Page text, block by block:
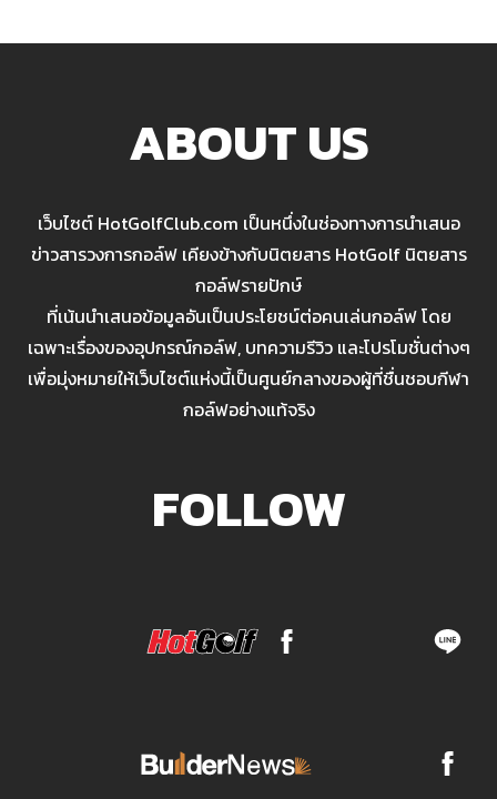
ABOUT US
เว็บไซต์ HotGolfClub.com เป็นหนึ่งในช่องทางการนำเสนอ
ข่าวสารวงการกอล์ฟ เคียงข้างกับนิตยสาร HotGolf นิตยสาร
กอล์ฟรายปักษ์
ที่เน้นนำเสนอข้อมูลอันเป็นประโยชน์ต่อคนเล่นกอล์ฟ โดย
เฉพาะเรื่องของอุปกรณ์กอล์ฟ, บทความรีวิว และโปรโมชั่นต่างๆ
เพื่อมุ่งหมายให้เว็บไซต์แห่งนี้เป็นศูนย์กลางของผู้ที่ชื่นชอบกีฬา
กอล์ฟอย่างแท้จริง
FOLLOW